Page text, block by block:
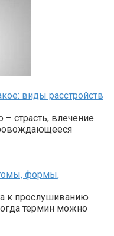
виды расстройств
страсть, влечение.
формы,
к прослушиванию
термин можно